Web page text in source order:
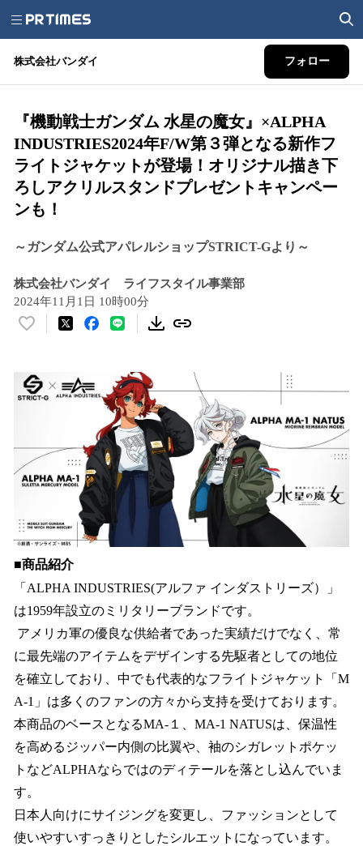
株式会社バンダイ フォロー
『機動戦士ガンダム 水星の魔女』×ALPHA
INDUSTRIES2024年F/W第３弾となる新作フ
ライトジャケットが登場！オリジナル描き下
ろしアクリルスタンドプレゼントキャンペー
ンも！
～ガンダム公式アパレルショップSTRICT-Gより～
株式会社バンダイ ライフスタイル事業部
2024年11月1日 10時00分
い
！
数
み
込
み
■商品紹介
「ALPHA INDUSTRIES(アルファ インダストリーズ）」
は1959年設立のミリタリーブランドです。
アメリカ軍の優良な供給者であった実績だけでなく、常
に最先端のアイテムをデザインする先駆者としての地位
を確立しており、中でも代表的なフライトジャケット「M
A-1」は多くのファンの方々から支持を受けております。
本商品のベースとなるMA-１、MA-1 NATUSは、保温性
を高めるジッパー内側の比翼や、袖のシガレットポケッ
トなどALPHAならではのディテールを落とし込んでいま
す。
日本人向けにサイジングを変更し、ファッションとして
使いやすいすっきりとしたシルエットになっています。